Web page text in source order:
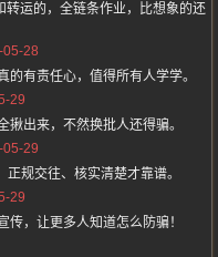
转运的，全链条作业，比想象的还
28
有责任心，值得所有人学学。
29
出来，不然换批人还得骗。
29
规交往、核实清楚才靠谱。
29
，让更多人知道怎么防骗！